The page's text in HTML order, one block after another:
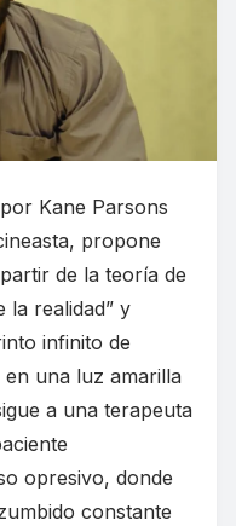
Kane Parsons
propone
de la teoría de
la realidad” y
infinito de
en una luz amarilla
a una terapeuta
opresivo, donde
constante